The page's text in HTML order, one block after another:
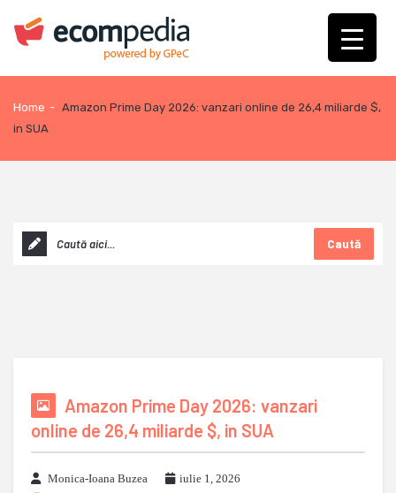
Home - Amazon Prime Day 2026: vanzari online de 26,4 miliarde $,
in SUA
Caută
Amazon Prime Day 2026: vanzari
online de 26,4 miliarde $, in SUA
Monica-Ioana Buzea
iulie 1, 2026